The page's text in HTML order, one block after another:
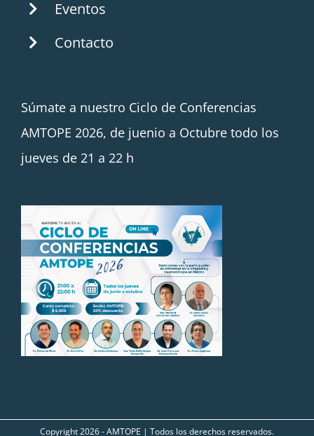
Eventos
Contacto
Súmate a nuestro Ciclo de Conferencias
AMTOPE 2026, de juenio a Octubre todo los
jueves de 21 a 22 h
Copyright2026 - AMTOPE | Todos los derechos reservados.